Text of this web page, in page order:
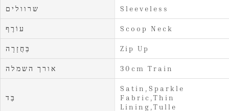
שרוולים Sleeveless
עוֹרֶף Scoop Neck
בְּחֲזָרָה Zip Up
אורך השמלה 30cm Train
בַּד
Satin,Sparkle
Fabric,Thin
Lining,Tulle